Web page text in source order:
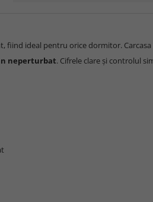
fiind ideal pentru orice dormitor.
neperturbat. Cifrele clare și controlul